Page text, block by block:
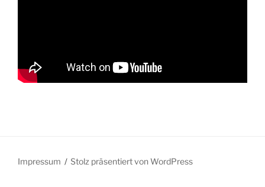
Impressum Stolz präsentiert von WordPress